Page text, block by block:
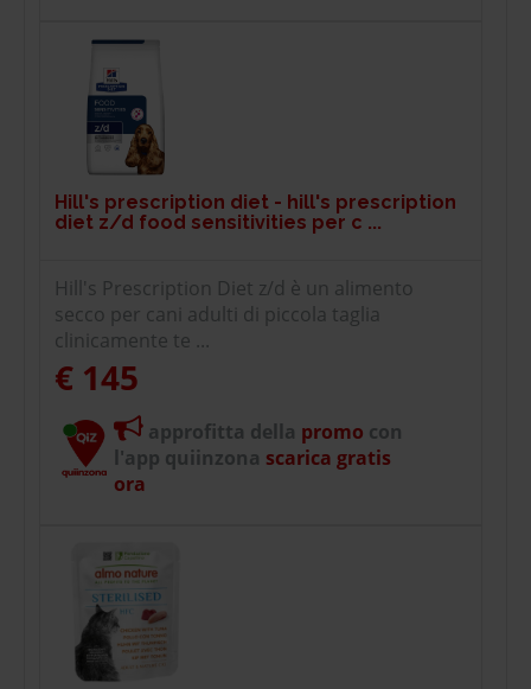
Hill's prescription diet - hill's prescription
diet z/d food sensitivities per c ...
Hill's Prescription Diet z/d è un alimento
secco per cani adulti di piccola taglia
clinicamente te ...
€ 145
approfitta della promo con
l'app quiinzona scarica gratis
ora